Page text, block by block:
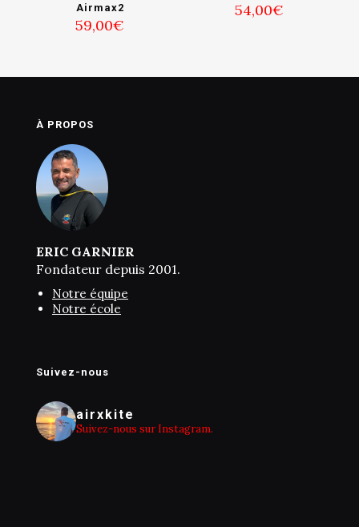
Airmax2
59,00€
54,00€
À PROPOS
ERIC GARNIER
Fondateur depuis 2001.
Notre équipe
Notre école
Suivez-nous
airxkite
Suivez-nous sur Instagram.